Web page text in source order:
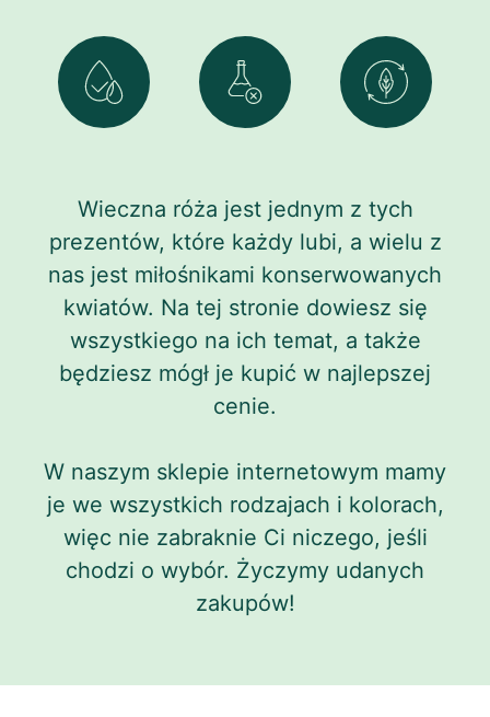
Wieczna róża jest jednym z tych
prezentów, które każdy lubi, a wielu z
nas jest miłośnikami konserwowanych
kwiatów. Na tej stronie dowiesz się
wszystkiego na ich temat, a także
będziesz mógł je kupić w najlepszej
cenie.
W naszym sklepie internetowym mamy
je we wszystkich rodzajach i kolorach,
więc nie zabraknie Ci niczego, jeśli
chodzi o wybór. Życzymy udanych
zakupów!